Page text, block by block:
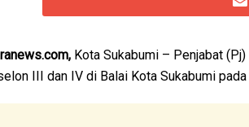
Kota Sukabumi – Penjabat
III dan IV di Balai Kota Sukabumi